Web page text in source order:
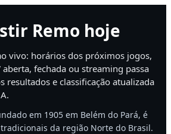
Remo hoje
vivo: horários dos próximos jogos,
aberta, fechada ou streaming passa
resultados e classificação atualizada
em 1905 em Belém do Pará, é
da região Norte do Brasil.